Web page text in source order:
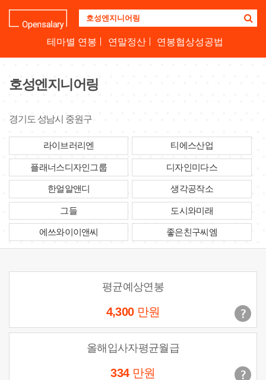
업
명
하
테마별 연봉 연말정산 연봉협상성공법
호성엔지니어링
경기도 성남시 중원구
라이브러리엔 티에스산업
플래너스디자인그룹 디자인미다스
한얼알앤디 생각공작소
그들 도시와미래
에쓰와이이앤씨 좋은친구씨엠
평균예상연봉
4,300 만원
올해입사자평균월급
334 만원